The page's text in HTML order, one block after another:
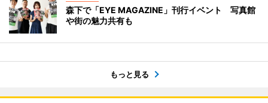
森下で「EYE MAGAZINE」刊行イベント 写真館
や街の魅力共有も
もっと見る